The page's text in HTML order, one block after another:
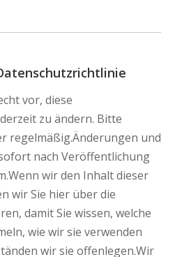
vor, diese
zu ändern. Bitte
regelmäßig.Änderungen und
nach Veröffentlichung
wir den Inhalt dieser
wir Sie hier über die
damit Sie wissen, welche
wie wir sie verwenden
wir sie offenlegen.Wir